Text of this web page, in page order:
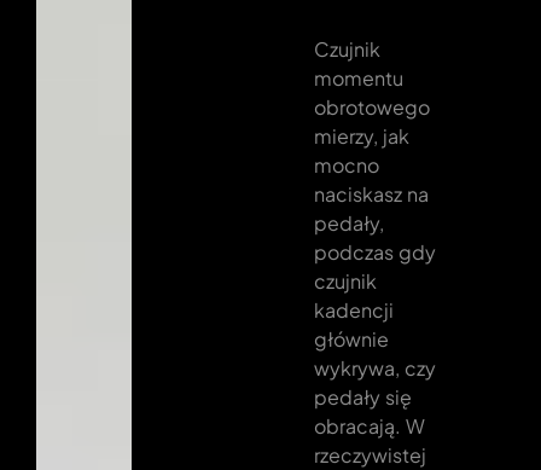
Czujnik
momentu
obrotowego
mierzy, jak
mocno
naciskasz na
pedały,
podczas gdy
czujnik
kadencji
głównie
wykrywa, czy
pedały się
obracają. W
rzeczywistej